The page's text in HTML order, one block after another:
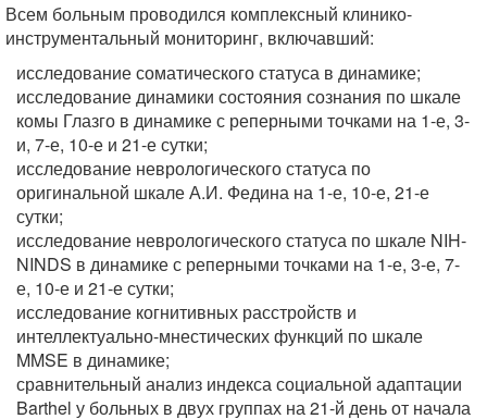
Всем больным проводился комплексный клинико-
инструментальный мониторинг, включавший:
исследование соматического статуса в динамике;
исследование динамики состояния сознания по шкале
комы Глазго в динамике с реперными точками на 1-е, 3-
и, 7-е, 10-е и 21-е сутки;
исследование неврологического статуса по
оригинальной шкале А.И. Федина на 1-е, 10-е, 21-е
сутки;
исследование неврологического статуса по шкале NIH-
NINDS в динамике с реперными точками на 1-е, 3-е, 7-
е, 10-е и 21-е сутки;
исследование когнитивных расстройств и
интеллектуально-мнестических функций по шкале
MMSE в динамике;
сравнительный анализ индекса социальной адаптации
Barthel у больных в двух группах на 21-й день от начала